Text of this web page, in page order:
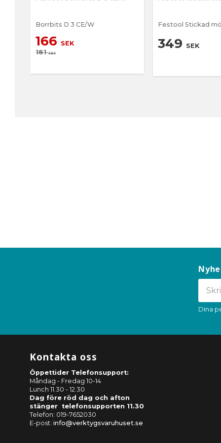
Borrbits D 3 CE/W
166 SEK
181SEK
Festool Stickad
349 SEK
Dina
Kontakta oss
Öppettider Telefonsupport:
Måndag - Fredag 10-14
Lunch 11.30 - 12.30
Dag före röd dag och afton
stänger telefonsupporten 11.30
Telefon: 019-7652030
E-post: info@verktygsvaruhuset.se